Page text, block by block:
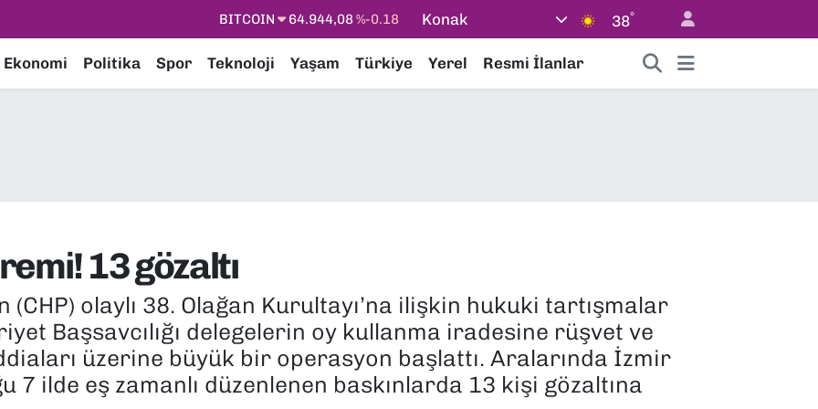
DOLAR
47,7436%0.18
EURO
55,2510%0.32
Konak 38°
Ekonomi Politika Spor Teknoloji Yaşam Türkiye Yerel Resmi İlanlar
13 gözaltı
olaylı 38. Olağan Kurultayı’na ilişkin hukuki tartışmalar
Başsavcılığı delegelerin oy kullanma iradesine rüşvet ve
üzerine büyük bir operasyon başlattı. Aralarında İzmir
7 ilde eş zamanlı düzenlenen baskınlarda 13 kişi gözaltına